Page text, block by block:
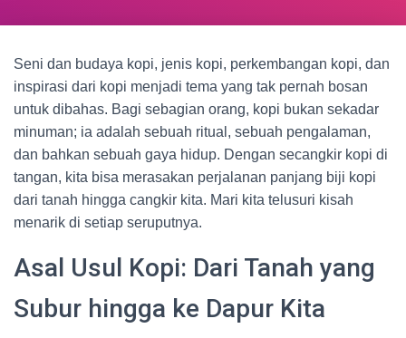
Seni dan budaya kopi, jenis kopi, perkembangan kopi, dan
inspirasi dari kopi menjadi tema yang tak pernah bosan
untuk dibahas. Bagi sebagian orang, kopi bukan sekadar
minuman; ia adalah sebuah ritual, sebuah pengalaman,
dan bahkan sebuah gaya hidup. Dengan secangkir kopi di
tangan, kita bisa merasakan perjalanan panjang biji kopi
dari tanah hingga cangkir kita. Mari kita telusuri kisah
menarik di setiap seruputnya.
Asal Usul Kopi: Dari Tanah yang
Subur hingga ke Dapur Kita